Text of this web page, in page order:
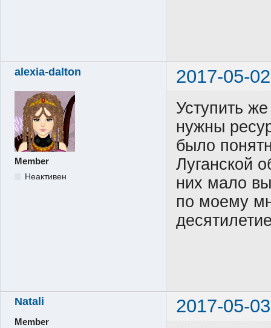
alexia-dalton 2017-05-
Member
Неактивен
Уступить
нужны
было
Луганской
них мало
по моему
Natali 2017-05-
Member